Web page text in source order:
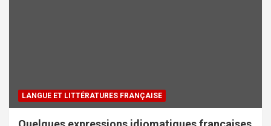
LANGUE ET LITTÉRATURES FRANÇAISE